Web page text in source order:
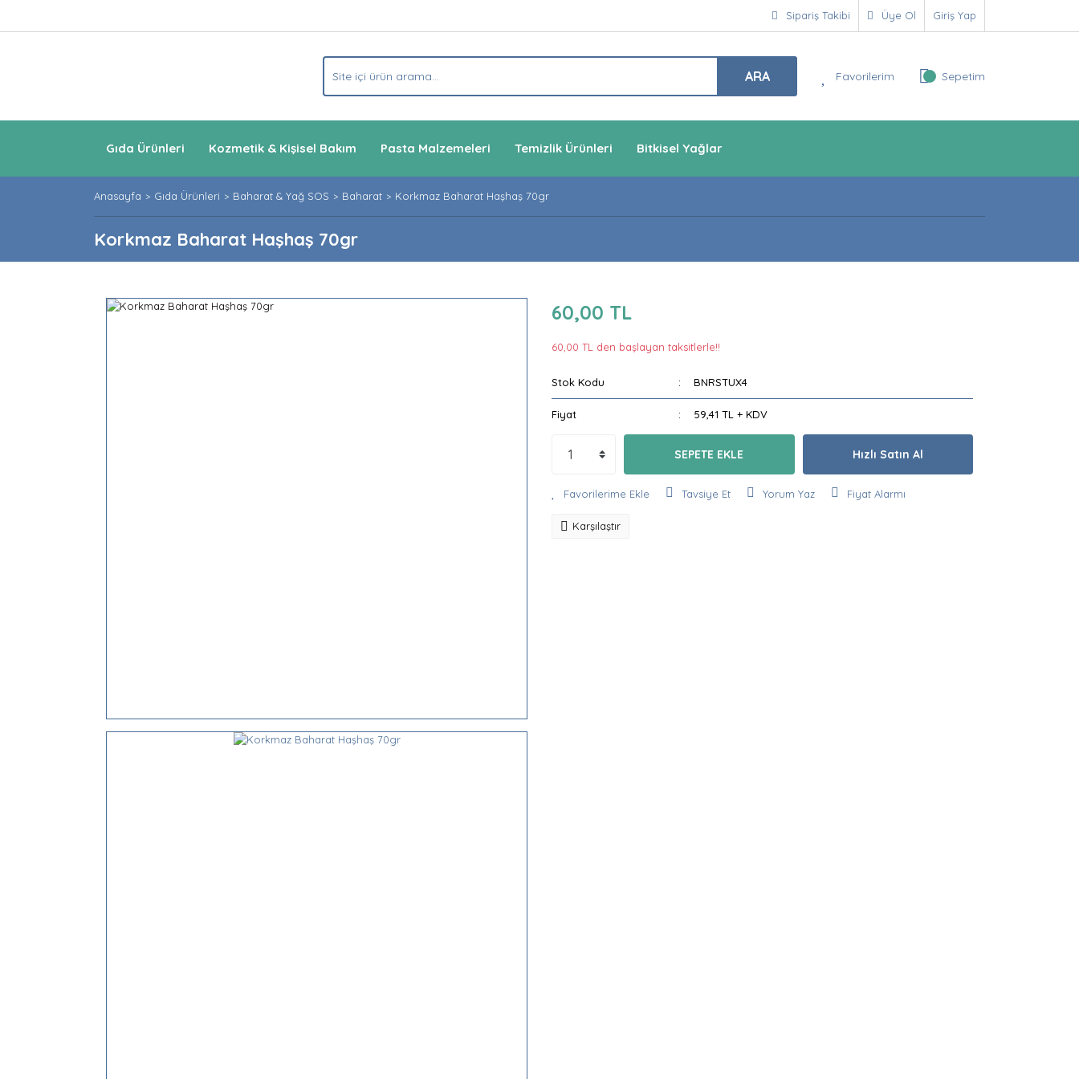
Sipariş Takibi Üye Ol Giriş Yap
ARA Favorilerim Sepetim
Gıda Ürünleri Kozmetik & Kişisel Bakım Pasta Malzemeleri Temizlik Ürünleri Bitkisel Yağlar
Anasayfa Gıda Ürünleri Baharat & Yağ SOS Baharat Korkmaz Baharat Haşhaş 70gr
Korkmaz Baharat Haşhaş 70gr
60,00 TL
60,00 TL den başlayan taksitlerle!!
Stok Kodu BNRSTUX4
Fiyat 59,41 TL + KDV
SEPETE EKLE Hızlı Satın Al
Tavsiye Et Yorum Yaz Fiyat Alarmı
Karşılaştır